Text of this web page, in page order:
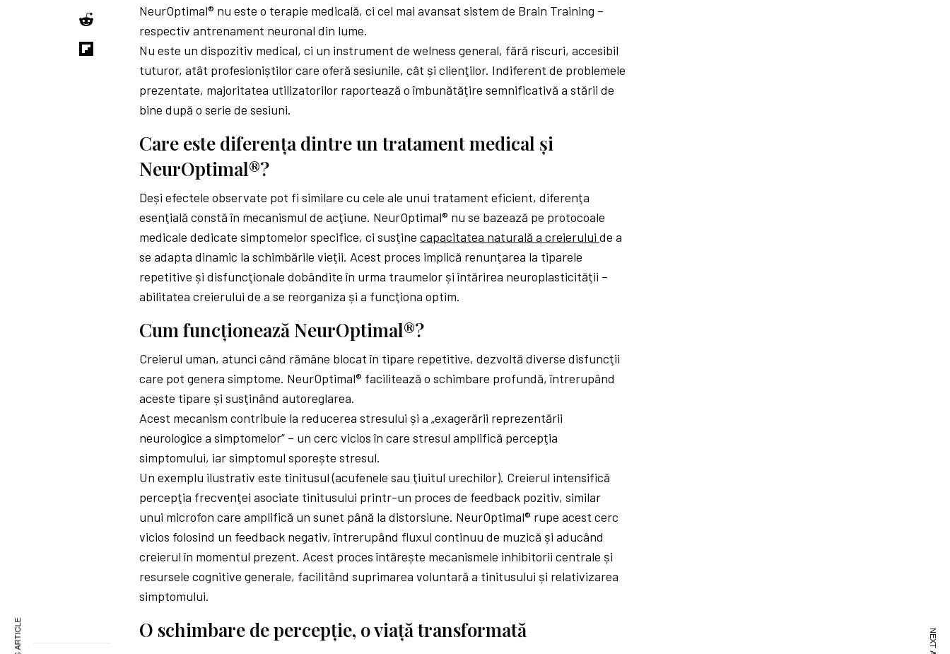
NeurOptimal® nu este o terapie medicală, ci cel mai avansat sistem de Brain Training –
respectiv antrenament neuronal din lume.
Nu este un dispozitiv medical, ci un instrument de welness general, fără riscuri, accesibil
tuturor, atât profesioniștilor care oferă sesiunile, cât și clienţilor. Indiferent de problemele
prezentate, majoritatea utilizatorilor raportează o îmbunătăţire semnificativă a stării de
bine după o serie de sesiuni.
Care este diferenţa dintre un tratament medical și
NeurOptimal®?
Deși efectele observate pot fi similare cu cele ale unui tratament eficient, diferenţa
esenţială constă în mecanismul de acţiune. NeurOptimal® nu se bazează pe protocoale
medicale dedicate simptomelor specifice, ci susţinecapacitatea naturală a creieruluide a
se adapta dinamic la schimbările vieţii. Acest proces implică renunţarea la tiparele
repetitive și disfuncţionale dobândite în urma traumelor și întărirea neuroplasticităţii –
abilitatea creierului de a se reorganiza și a funcţiona optim.
Cum funcţionează NeurOptimal®?
Creierul uman, atunci când rămâne blocat în tipare repetitive, dezvoltă diverse disfuncţii
care pot genera simptome. NeurOptimal® facilitează o schimbare profundă, întrerupând
aceste tipare și susţinând autoreglarea.
Acest mecanism contribuie la reducerea stresului și a „exagerării reprezentării
neurologice a simptomelor” – un cerc vicios în care stresul amplifică percepţia
simptomului, iar simptomul sporește stresul.
Un exemplu ilustrativ este tinitusul (acufenele sau ţiuitul urechilor). Creierul intensifică
percepţia frecvenţei asociate tinitusului printr-un proces de feedback pozitiv, similar
unui microfon care amplifică un sunet până la distorsiune. NeurOptimal® rupe acest cerc
vicios folosind un feedback negativ, întrerupând fluxul continuu de muzică și aducând
creierul în momentul prezent. Acest proces întărește mecanismele inhibitorii centrale și
resursele cognitive generale, facilitând suprimarea voluntară a tinitusului și relativizarea
simptomului.
O schimbare de percepţie, o viaţă transformată